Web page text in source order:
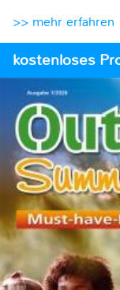
>> mehr erfahren
kostenloses